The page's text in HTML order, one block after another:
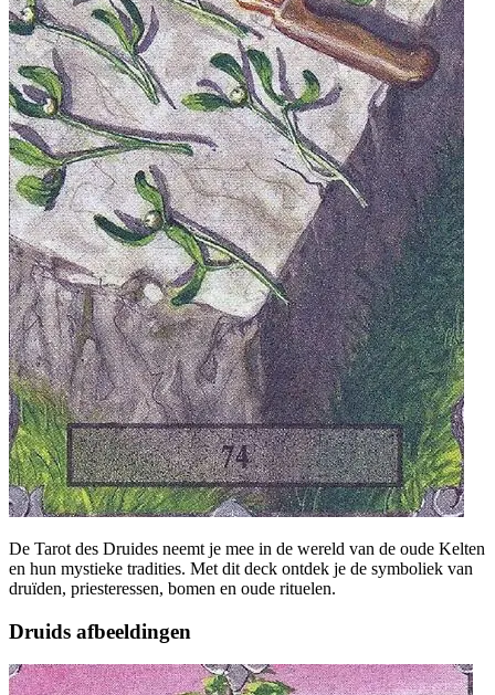
De Tarot des Druides neemt je mee in de wereld van de oude Kelten
en hun mystieke tradities. Met dit deck ontdek je de symboliek van
druïden, priesteressen, bomen en oude rituelen.
Druids afbeeldingen